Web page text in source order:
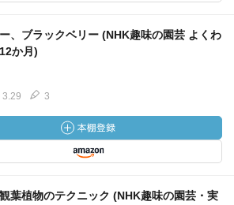
、ブラックベリー (NHK趣味の園芸 よくわ
か月)
3.29 3
葉植物のテクニック (NHK趣味の園芸・実